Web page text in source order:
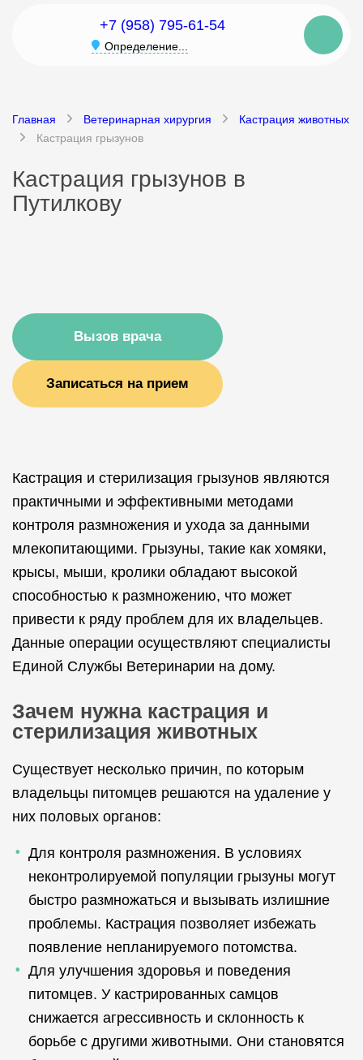
+7 (958) 795-61-54
Определение...
Главная Ветеринарная хирургия
Кастрация животных
Кастрация грызунов
Кастрация грызунов в
Путилкову
Вызов врача
Записаться на прием
Кастрация и стерилизация грызунов являются
практичными и эффективными методами
контроля размножения и ухода за данными
млекопитающими. Грызуны, такие как хомяки,
крысы, мыши, кролики обладают высокой
способностью к размножению, что может
привести к ряду проблем для их владельцев.
Данные операции осуществляют специалисты
Единой Службы Ветеринарии на дому.
Зачем нужна кастрация и
стерилизация животных
Существует несколько причин, по которым
владельцы питомцев решаются на удаление у
них половых органов:
Для контроля размножения. В условиях
неконтролируемой популяции грызуны могут
быстро размножаться и вызывать излишние
проблемы. Кастрация позволяет избежать
появление непланируемого потомства.
Для улучшения здоровья и поведения
питомцев. У кастрированных самцов
снижается агрессивность и склонность к
борьбе с другими животными. Они становятся